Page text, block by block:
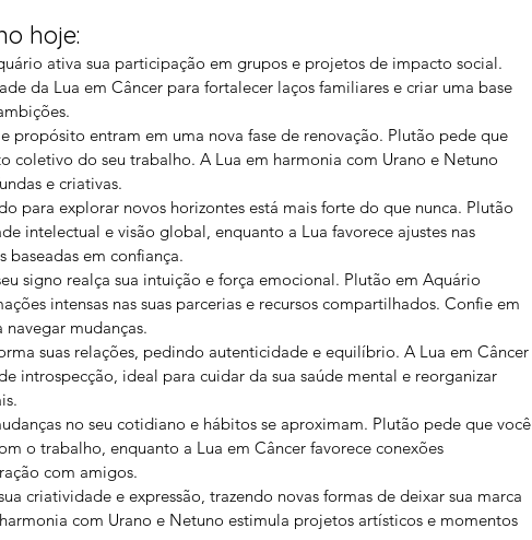
hoje:
ativa sua participação em grupos e projetos de impacto social.
da Lua em Câncer para fortalecer laços familiares e criar uma base
propósito entram em uma nova fase de renovação. Plutão pede que
coletivo do seu trabalho. A Lua em harmonia com Urano e Netuno
e criativas.
para explorar novos horizontes está mais forte do que nunca. Plutão
intelectual e visão global, enquanto a Lua favorece ajustes nas
baseadas em confiança.
signo realça sua intuição e força emocional. Plutão em Aquário
intensas nas suas parcerias e recursos compartilhados. Confie em
mudanças.
suas relações, pedindo autenticidade e equilíbrio. A Lua em Câncer
introspecção, ideal para cuidar da sua saúde mental e reorganizar
no seu cotidiano e hábitos se aproximam. Plutão pede que você
o trabalho, enquanto a Lua em Câncer favorece conexões
com amigos.
criatividade e expressão, trazendo novas formas de deixar sua marca
com Urano e Netuno estimula projetos artísticos e momentos